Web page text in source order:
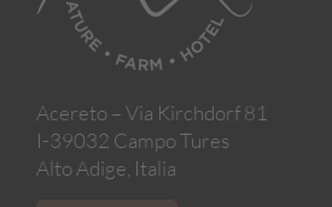
Acereto – Via Kirchdorf 81
I-39032 Campo Tures
Alto Adige, Italia